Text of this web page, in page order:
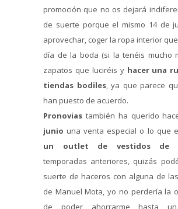
promoción que no os dejará
de suerte porque el mismo 14 de
aprovechar, coger la ropa interior
día de la boda (si la tenéis mucho
zapatos que luciréis y hacer una
tiendas bodiles, ya que parece
han puesto de acuerdo.
Pronovias también ha querido
junio una venta especial o lo que
un outlet de vestidos de
temporadas anteriores, quizás
suerte de haceros con alguna de
de Manuel Mota, yo no perdería la
de poder ahorrarme hasta